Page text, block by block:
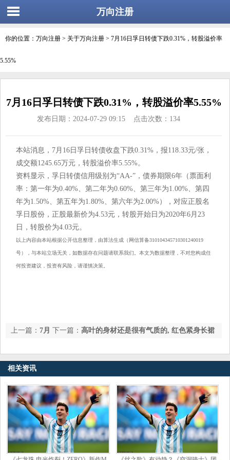
万向注册
你的位置： 万向注册 > 关于万向注册 > 7月16日孚日转债下跌0.31%，转股溢价率
5.55%
7月16日孚日转债下跌0.31%，转股溢价率5.55%
发布日期：2024-07-29 09:15 点击次数：134
本站消息，7月16日孚日转债收盘下跌0.31%，报118.33元/张，
成交额1245.65万元，转股溢价率5.55%。
资料显示，孚日转债信用级别为“AA-”，债券期限6年（票面利
率：第一年为0.40%、第二年为0.60%、第三年为1.00%、第四
年为1.50%、第五年为1.80%、第六年为2.00%），对应正股名
孚日股份，正股最新价为4.53元，转股开始日为2020年6月23
日，转股价为4.03元。
以上内容由本站根据公开信息整理，由算法生成（网信算备310104345710301240019
号），与本站立场无关，如数据存在问题请联系我们。本文为数据整理，不对您构成任
何投资建议，投资有风险，请谨慎决策。
下一篇： 高叶的身材还是很有气质的, 红色紧身长裙
上一篇： 7月
相关资讯